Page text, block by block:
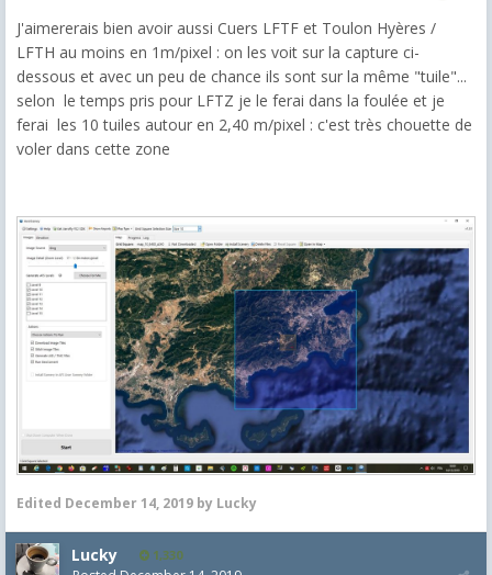
J'aimererais bien avoir aussi Cuers LFTF et Toulon Hyères /
LFTH au moins en 1m/pixel : on les voit sur la capture ci-
dessous et avec un peu de chance ils sont sur la même "tuile"...
selon le temps pris pour LFTZ je le ferai dans la foulée et je
ferai les 10 tuiles autour en 2,40 m/pixel : c'est très chouette de
voler dans cette zone
Edited December 14, 2019 by Lucky
Lucky 1,330